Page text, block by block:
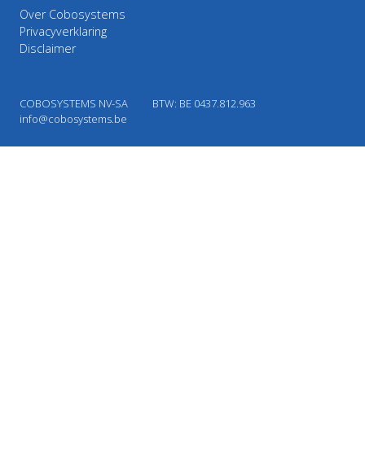
Over Cobosystems
Privacyverklaring
Disclaimer
COBOSYSTEMS NV-SA
BTW: BE 0437.812.963
info@cobosystems.be